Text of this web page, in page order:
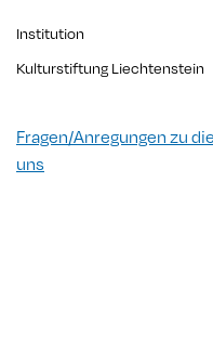
Institution
Kulturstiftung Liechtenstein
Fragen/Anregungen zu
uns